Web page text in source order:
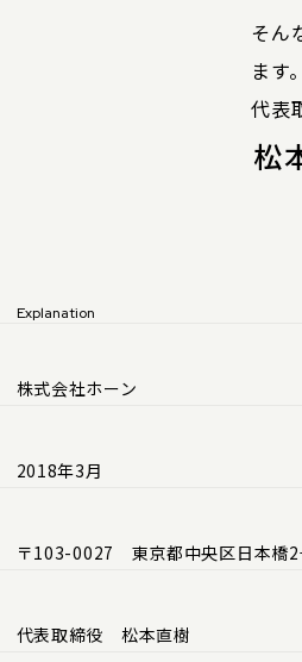
そん
ます。
代表
松
Explanation
株式会社ホーン
2018年3月
〒103-0027 東京都中央区日本橋
代表取締役 松本直樹